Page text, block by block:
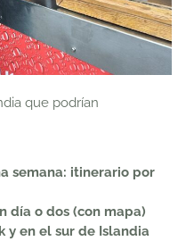
que podrían
semana: itinerario por
día o dos (con mapa)
y en el sur de Islandia